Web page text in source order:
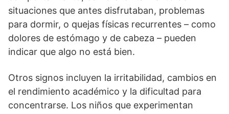
situaciones que antes disfrutaban, problemas
para dormir, o quejas fí­sicas recurrentes – como
dolores de estómago y de cabeza – pueden
indicar que algo no está bien.
Otros signos incluyen la irritabilidad, cambios en
el rendimiento académico y la dificultad para
concentrarse. Los niños que experimentan